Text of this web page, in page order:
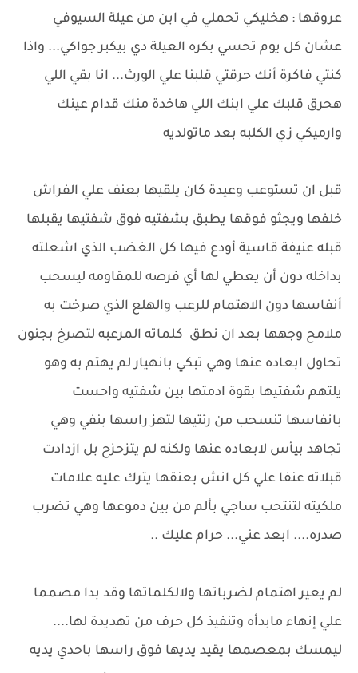
عروقها : هخليكي تحملي في ابن من عيلة السيوفي
عشان كل يوم تحسي بكره العيلة دي بيكبر جواكي... واذا
كنتي فاكرة أنك حرقتي قلبنا علي الورث... انا بقي اللي
هحرق قلبك علي ابنك اللي هاخدة منك قدام عينك
وارميكي زي الكلبه بعد ماتولديه
قبل ان تستوعب وعيدة كان يلقيها بعنف علي الفراش
خلفها ويجثو فوقها يطبق بشفتيه فوق شفتيها يقبلها
قبله عنيفة قاسية أودع فيها كل الغضب الذي اشعلته
بداخله دون أن يعطي لها أي فرصه للمقاومه ليسحب
أنفاسها دون الاهتمام للرعب والهلع الذي صرخت به
ملامح وجهها بعد ان نطق كلماته المرعبه لتصرخ بجنون
تحاول ابعاده عنها وهي تبكي بانهيار لم يهتم به وهو
يلتهم شفتيها بقوة ادمتها بين شفتيه واحست
بانفاسها تنسحب من رئتيها لتهز راسها بنفي وهي
تجاهد بيأس لابعاده عنها ولكنه لم يتزحزح بل ازدادت
قبلاته عنفا علي كل انش بعنقها يترك عليه علامات
ملكيته لتنتحب ساجي بألم من بين دموعها وهي تضرب
صدره.... ابعد عني... حرام عليك ..
لم يعير اهتمام لضرباتها ولالكلماتها وقد بدا مصمما
علي إنهاء مابدأه وتنفيذ كل حرف من تهديدة لها....
ليمسك بمعصمها يقيد يديها فوق راسها باحدي يديه